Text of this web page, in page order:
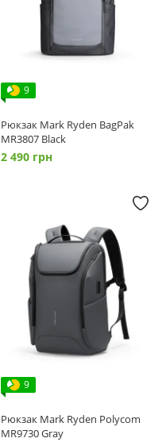
9
Рюкзак Mark Ryden BagPak
MR3807 Black
2 490 грн
9
Рюкзак Mark Ryden Polycom
MR9730 Gray